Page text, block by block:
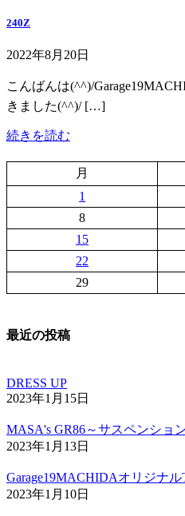
240Z
2022年8月20日
こんばんは(^^)/
きました(^^)/ […]
続きを読む
月
1
8
15
22
29
最近の投稿
DRESS UP
2023年1月15日
MASA's GR86～サスペンショ
2023年1月13日
Garage19MACHIDAオリジナ
2023年1月10日